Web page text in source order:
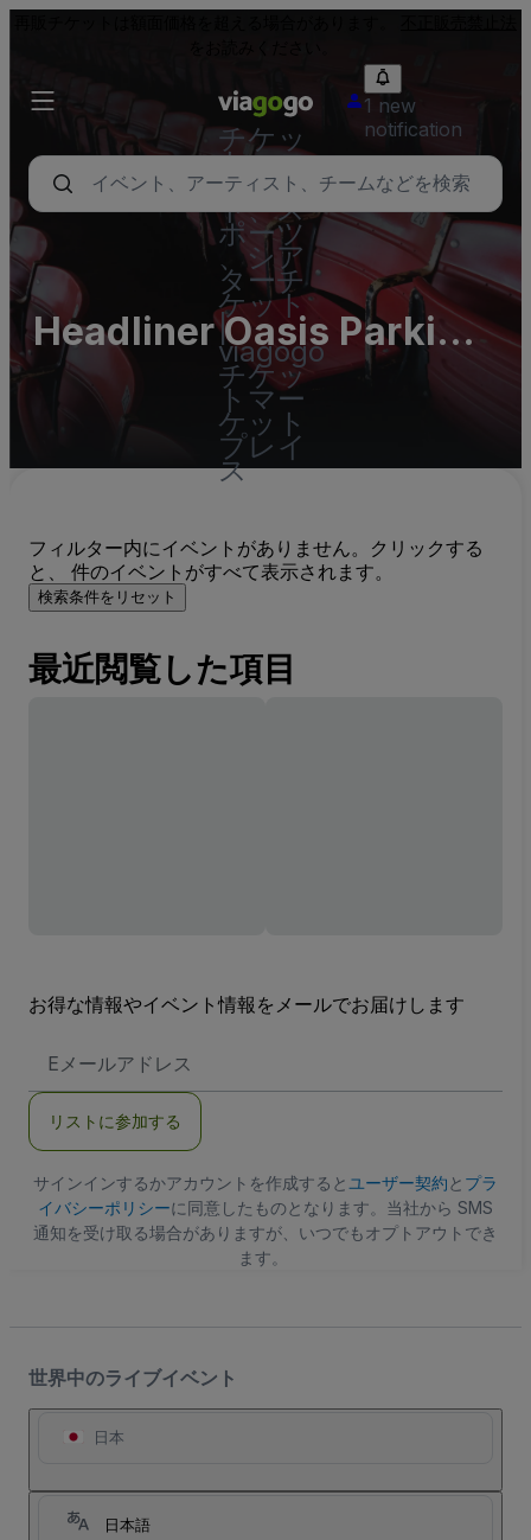
チケッ
ト - コ
ンサー
ト、ス
ポーツ
、シア
ターチ
ケット
|
viagogo
チケッ
トマー
ケット
プレイ
ス
1 new
notification
Headliner Oasis Parking
Lots (InActive)
フィルター内にイベントがありません。クリックする
と、 件のイベントがすべて表示されます。
検索条件をリセット
最近閲覧した項目
お得な情報やイベント情報をメールでお届けします
メ
ア
ス
リストに参加する
サインインするかアカウントを作成すると ユーザー契約と プラ
イバシーポリシーに同意したものとなります。当社から SMS
通知を受け取る場合がありますが、いつでもオプトアウトでき
ます。
世界中のライブイベント
日本
日本語